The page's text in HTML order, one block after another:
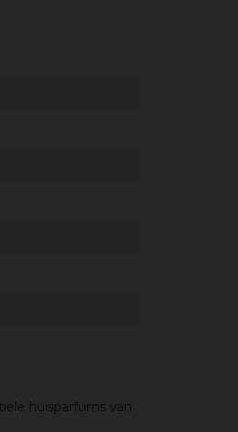
huisparfums van